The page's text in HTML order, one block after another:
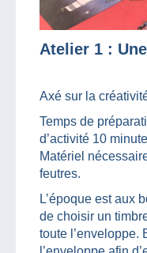
Atelier 1 :
Axé sur la
Temps de
d’activité 10
Matériel
feutres.
L’époque est aux
de choisir un
toute l’enveloppe.